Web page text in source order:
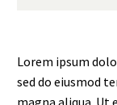
Lorem ipsum
sed do eiusmod